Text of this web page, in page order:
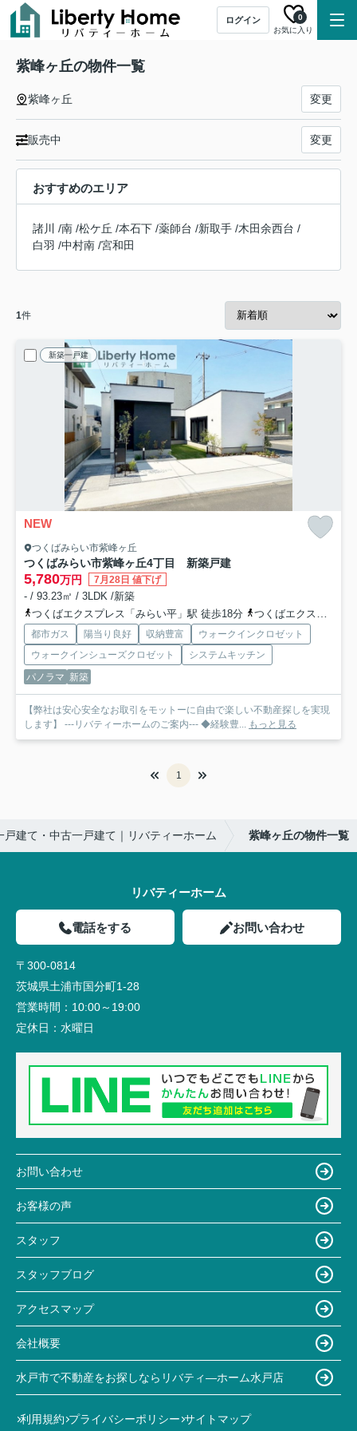
ログイン
お気に入り
0
紫峰ヶ丘の物件一覧
紫峰ヶ丘 変更
販売中 変更
おすすめのエリア
諸川 /南 /松ケ丘 /本石下 /薬師台 /新取手 /木田余西台 /
白羽 /中村南 /宮和田
1件
新築一戸建
NEW
つくばみらい市紫峰ヶ丘
つくばみらい市紫峰ヶ丘4丁目 新築戸建
5,780万円 7月28日 値下げ
- / 93.23㎡ / 3LDK /新築
つくばエクスプレス「みらい平」駅 徒歩18分
つくばエクスプレス「みどりの」駅 徒歩43分
都市ガス 陽当り良好 収納豊富
ウォークインクロゼット
ウォークインシューズクロゼット
システムキッチン
パノラマ 新築
【弊社は安心安全なお取引をモットーに自由で楽しい不動産探しを実現
します】 ---リバティーホームのご案内--- ◆経験豊... もっと見る
1
戸建て・中古一戸建て｜リバティーホーム 紫峰ヶ丘の物件一覧
リバティーホーム
電話をする お問い合わせ
〒300-0814
茨城県土浦市国分町1-28
営業時間： 10:00～19:00
定休日： 水曜日
お問い合わせ
お客様の声
スタッフ
スタッフブログ
アクセスマップ
会社概要
水戸市で不動産をお探しならリバティ―ホーム水戸店
利用規約 プライバシーポリシー サイトマップ